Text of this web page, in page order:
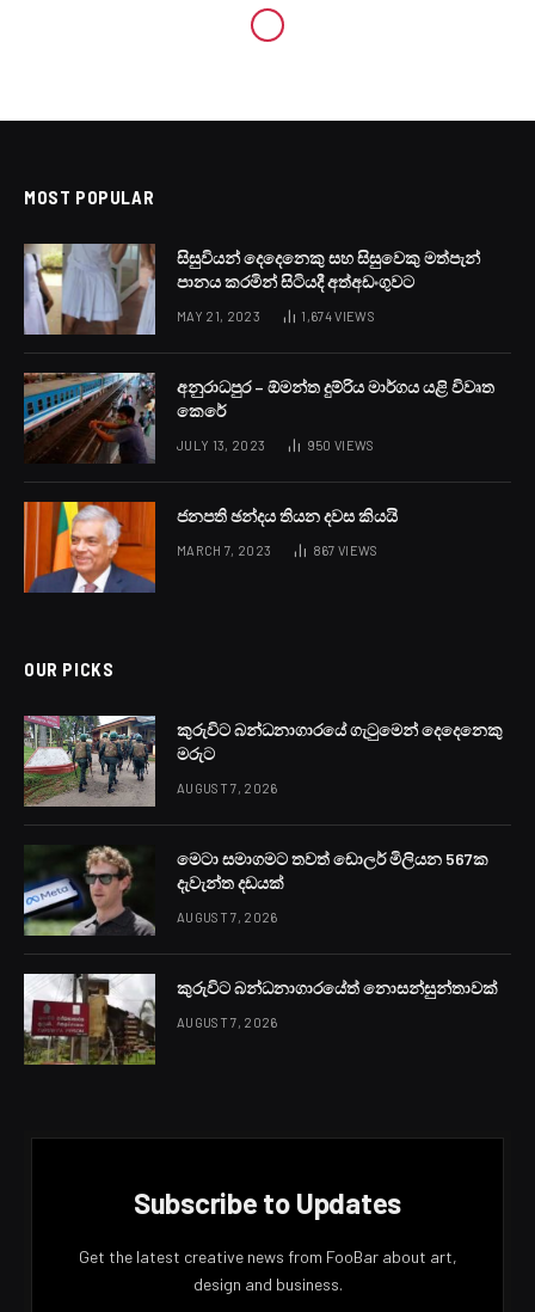
MOST POPULAR
සිසුවියන් දෙදෙනෙකු සහ සිසුවෙකු මත්පැන්
පානය කරමින් සිටියදී අත්අඩංගුවට
MAY 21, 2023 1,674VIEWS
අනුරාධපුර – ඕමන්ත දුම්රිය මාර්ගය යළි විවෘත
කෙරේ
JULY 13, 2023 950 VIEWS
ජනපති ඡන්දය තියන දවස කියයි
MARCH 7, 2023 867 VIEWS
OUR PICKS
කුරුවිට බන්ධනාගාරයේ ගැටුමෙන් දෙදෙනෙකු
මරුට
AUGUST 7, 2026
මෙටා සමාගමට තවත් ඩොලර් මිලියන 567ක
දැවැන්ත දඩයක්
AUGUST 7, 2026
කුරුවිට බන්ධනාගාරයේත් නොසන්සුන්තාවක්
AUGUST 7, 2026
Subscribe to Updates
Get the latest creative news from FooBar about art,
design and business.